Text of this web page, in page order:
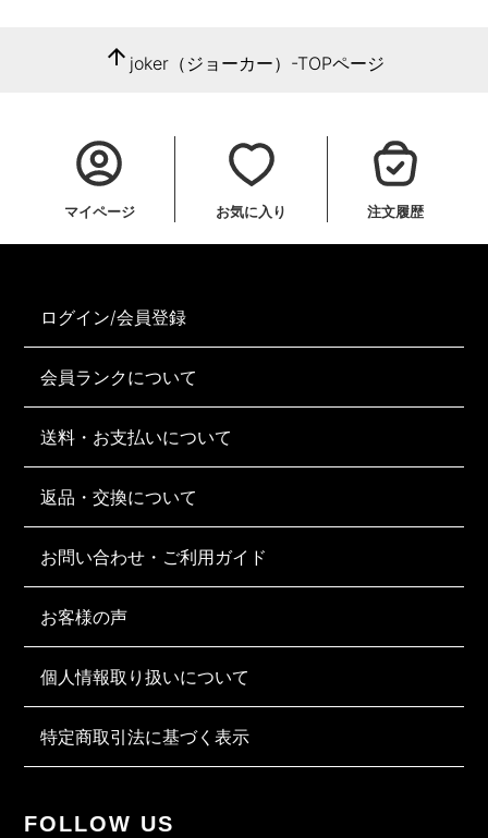
arrow_upward joker（ジョーカー）-TOPページ
マイページ お気に入り 注文履歴
ログイン/会員登録
会員ランクについて
送料・お支払いについて
返品・交換について
お問い合わせ・ご利用ガイド
お客様の声
個人情報取り扱いについて
特定商取引法に基づく表示
FOLLOW US